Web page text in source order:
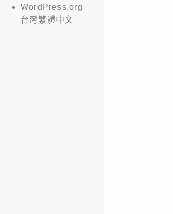
WordPress.org
台灣繁體中文